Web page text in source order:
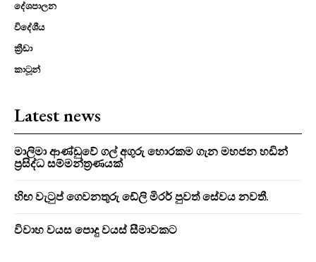
දේශපාලන
විදේශීය
ක්‍රීඩා
කාටූන්
Latest news
මාලිමා ආණ්ඩුවේ ගල් අගුරු හොරකම ගැන මහජන හඩින්
ප්‍රසිද්ධ සම්මන්ත්‍රණයක්
හිඟ වැටුප් ගෙවනතුරු ඩේලි මිරර් පුවත් සේවය නවතී.
විවාහ වයස පොදු වයස් සීමාවකට